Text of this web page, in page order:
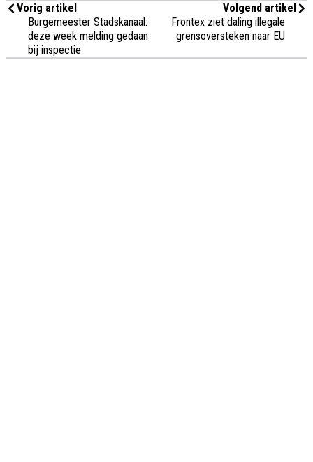
Vorig artikel
Burgemeester Stadskanaal:
deze week melding gedaan
bij inspectie
Volgend artikel
Frontex ziet daling illegale
grensoversteken naar EU